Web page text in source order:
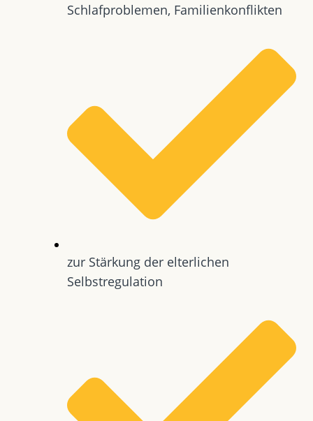
Schlafproblemen, Familienkonflikten
zur Stärkung der elterlichen
Selbstregulation